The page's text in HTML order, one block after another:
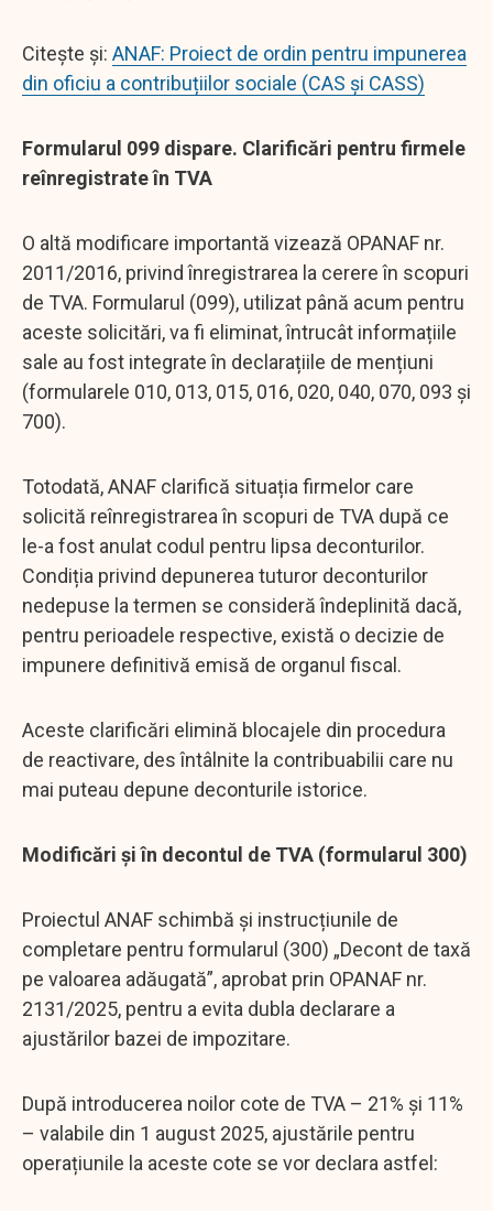
Citește și: ANAF: Proiect de ordin pentru impunerea
din oficiu a contribuțiilor sociale (CAS și CASS)
Formularul 099 dispare. Clarificări pentru firmele
reînregistrate în TVA
O altă modificare importantă vizează OPANAF nr.
2011/2016, privind înregistrarea la cerere în scopuri
de TVA. Formularul (099), utilizat până acum pentru
aceste solicitări, va fi eliminat, întrucât informațiile
sale au fost integrate în declarațiile de mențiuni
(formularele 010, 013, 015, 016, 020, 040, 070, 093 și
700).
Totodată, ANAF clarifică situația firmelor care
solicită reînregistrarea în scopuri de TVA după ce
le-a fost anulat codul pentru lipsa deconturilor.
Condiția privind depunerea tuturor deconturilor
nedepuse la termen se consideră îndeplinită dacă,
pentru perioadele respective, există o decizie de
impunere definitivă emisă de organul fiscal.
Aceste clarificări elimină blocajele din procedura
de reactivare, des întâlnite la contribuabilii care nu
mai puteau depune deconturile istorice.
Modificări și în decontul de TVA (formularul 300)
Proiectul ANAF schimbă și instrucțiunile de
completare pentru formularul (300) „Decont de taxă
pe valoarea adăugată”, aprobat prin OPANAF nr.
2131/2025, pentru a evita dubla declarare a
ajustărilor bazei de impozitare.
După introducerea noilor cote de TVA – 21% și 11%
– valabile din 1 august 2025, ajustările pentru
operațiunile la aceste cote se vor declara astfel: